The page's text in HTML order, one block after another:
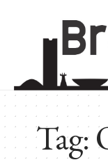
Tag: